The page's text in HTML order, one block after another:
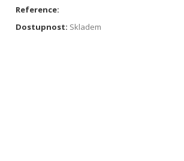
Reference:
Dostupnost: Skladem